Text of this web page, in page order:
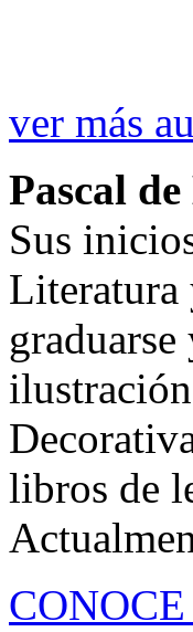
ver más
Pascal
Sus
Literatura
libros de